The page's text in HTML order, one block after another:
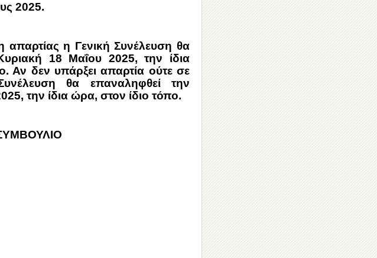
2025.
απαρτίας η Γενική Συνέλευση θα
18 Μαΐου 2025, την ίδια
Αν δεν υπάρξει απαρτία ούτε σε
θα επαναληφθεί την
την ίδια ώρα, στον ίδιο τόπο.